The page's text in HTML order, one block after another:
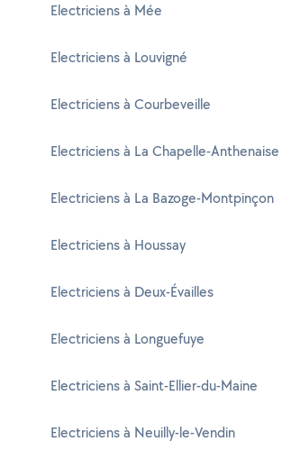
Electriciens à Mée
Electriciens à Louvigné
Electriciens à Courbeveille
Electriciens à La Chapelle-Anthenaise
Electriciens à La Bazoge-Montpinçon
Electriciens à Houssay
Electriciens à Deux-Évailles
Electriciens à Longuefuye
Electriciens à Saint-Ellier-du-Maine
Electriciens à Neuilly-le-Vendin